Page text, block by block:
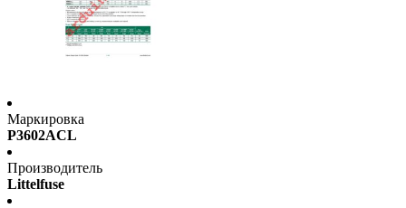
Маркировка
P3602ACL
Производитель
Littelfuse